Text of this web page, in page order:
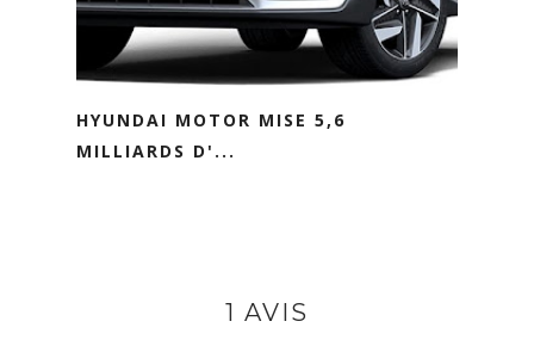
HYUNDAI MOTOR MISE 5,6
MILLIARDS D'...
1 AVIS